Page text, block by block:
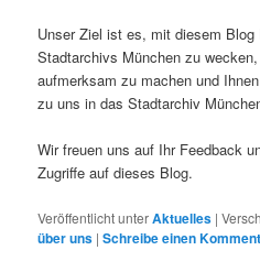
Unser Ziel ist es, mit diesem
Stadtarchivs München zu
aufmerksam zu machen und
zu uns in das Stadtarchiv
Wir freuen uns auf Ihr Feedback
Zugriffe auf dieses Blog.
Veröffentlicht unterAktuelles |
über uns |Schreibe einen